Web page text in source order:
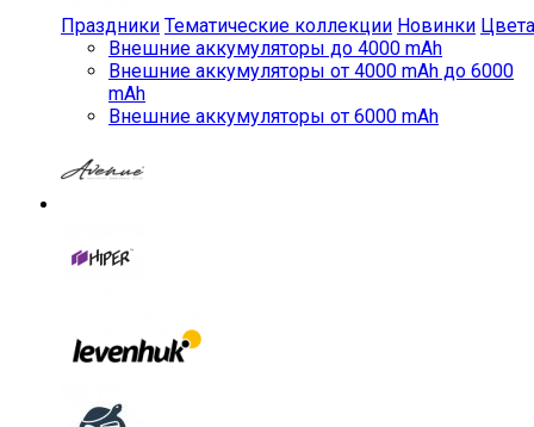
Праздники Тематические коллекции Новинки Цвета
Внешние аккумуляторы до 4000 mAh
Внешние аккумуляторы от 4000 mAh до 6000
mAh
Внешние аккумуляторы от 6000 mAh